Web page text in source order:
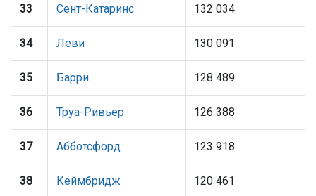
33 Сент-Катаринс 132 034
34 Леви 130 091
35 Барри 128 489
36 Труа-Ривьер 126 388
37 Абботсфорд 123 918
38 Кеймбридж 120 461